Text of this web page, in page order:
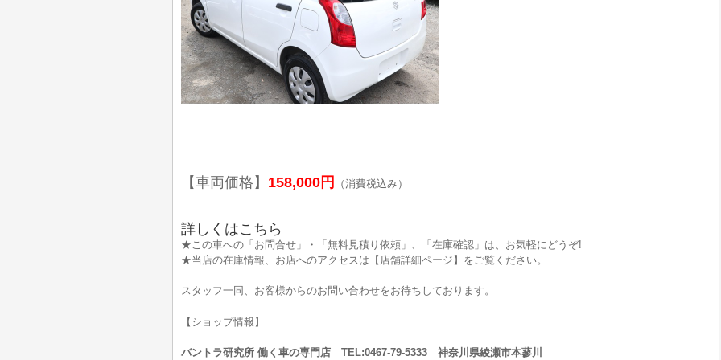
【車両価格】 158,000円 （消費税込み）
詳しくはこちら
★この車への「お問合せ」・「無料見積り依頼」、「在庫確認」は、お気軽にどうぞ!
★当店の在庫情報、お店へのアクセスは【店舗詳細ページ】をご覧ください。
スタッフ一同、お客様からのお問い合わせをお待ちしております。
【ショップ情報】
バントラ研究所 働く車の専門店 TEL:0467-79-5333 神奈川県綾瀬市本蓼川